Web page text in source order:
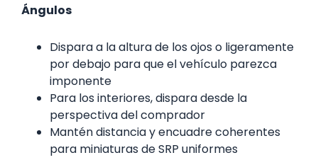
Ángulos
Dispara a la altura de los ojos o ligeramente
por debajo para que el vehículo parezca
imponente
Para los interiores, dispara desde la
perspectiva del comprador
Mantén distancia y encuadre coherentes
para miniaturas de SRP uniformes